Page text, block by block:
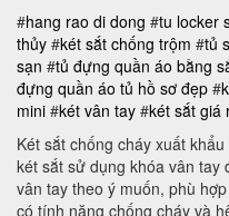
#hang rao di dong #tu locker
thủy #két sắt chống trộm #tủ
sạn #tủ đựng quần áo bằng
đựng quần áo tủ hồ sơ đẹp #
mini #két vân tay #két sắt giá
Két sắt chống cháy xuất
két sắt sử dụng khóa vân tay
vân tay theo ý muốn, phù
có tính năng chống cháy và